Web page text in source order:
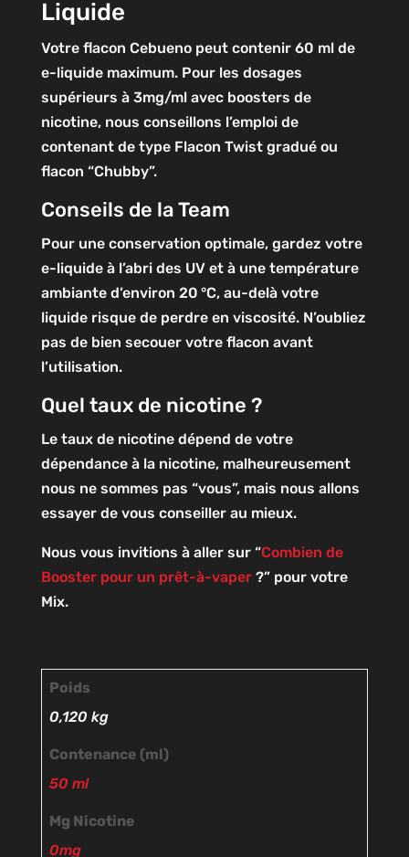
Liquide
Votre flacon Cebueno peut contenir 60 ml de
e-liquide maximum. Pour les dosages
supérieurs à 3mg/ml avec boosters de
nicotine, nous conseillons l’emploi de
contenant de type Flacon Twist gradué ou
flacon “Chubby”.
Conseils de la Team
Pour une conservation optimale, gardez votre
e-liquide à l’abri des UV et à une température
ambiante d’environ 20 °C, au-delà votre
liquide risque de perdre en viscosité. N’oubliez
pas de bien secouer votre flacon avant
l’utilisation.
Quel taux de nicotine ?
Le taux de nicotine dépend de votre
dépendance à la nicotine, malheureusement
nous ne sommes pas “vous”, mais nous allons
essayer de vous conseiller au mieux.
Nous vous invitions à aller sur “Combien de
Booster pour un prêt-à-vaper?” pour votre
Mix.
Poids
0,120 kg
Contenance (ml)
50 ml
Mg Nicotine
0mg